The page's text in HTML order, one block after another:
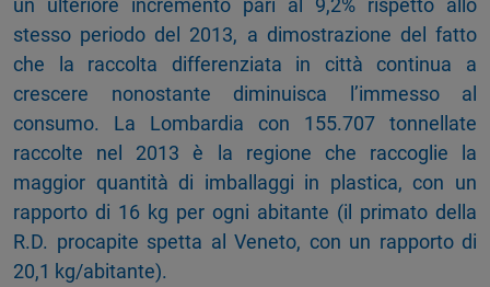
un ulteriore incremento pari al 9,2% rispetto allo
stesso periodo del 2013, a dimostrazione del fatto
che la raccolta differenziata in città continua a
crescere nonostante diminuisca l’immesso al
consumo. La Lombardia con 155.707 tonnellate
raccolte nel 2013 è la regione che raccoglie la
maggior quantità di imballaggi in plastica, con un
rapporto di 16 kg per ogni abitante (il primato della
R.D. procapite spetta al Veneto, con un rapporto di
20,1 kg/abitante).